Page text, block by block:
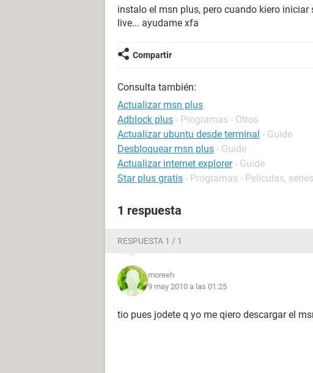
instalo el msn plus, pero cuando kiero
live... ayudame xfa
Compartir
Consulta también:
Actualizar msn plus
Adblock plus - Programas - Otros
Actualizar ubuntu desde terminal - Guide
Desbloquear msn plus - Guide
Actualizar internet explorer - Guide
Star plus gratis - Programas - Películas,
1 respuesta
RESPUESTA 1 / 1
moreeh
9 may 2010 a las 01:25
tio pues jodete q yo me qiero descargar el